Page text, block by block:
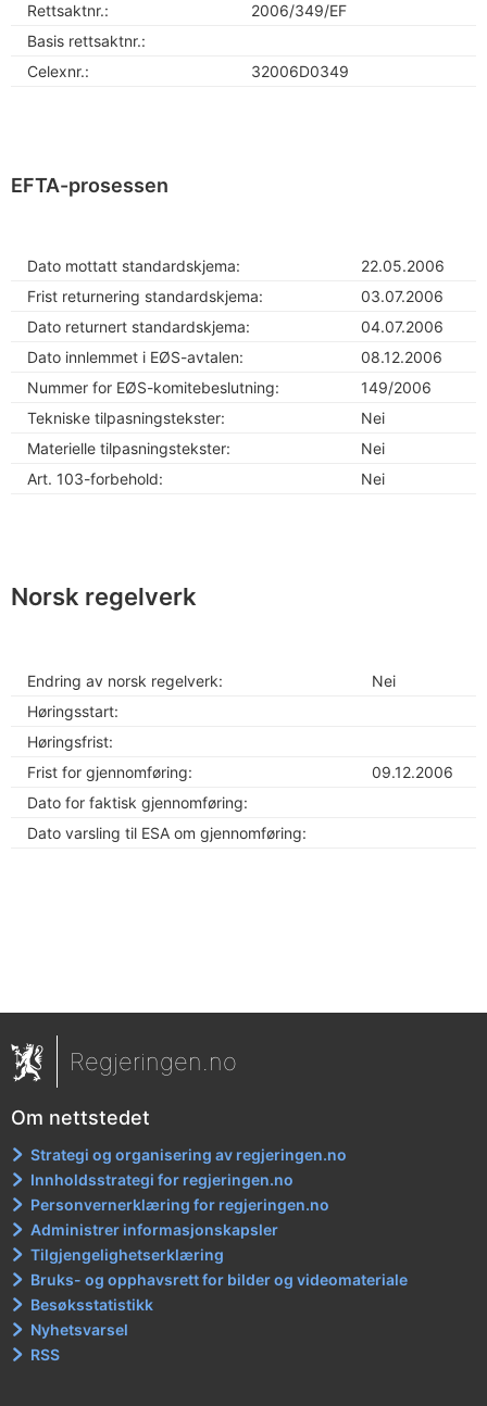
Rettsaktnr.:
2006/349/EF
Basis rettsaktnr.:
Celexnr.:
32006D0349
EFTA-prosessen
Dato mottatt standardskjema:
22.05.2006
Frist returnering standardskjema:
03.07.2006
Dato returnert standardskjema:
04.07.2006
Dato innlemmet i EØS-avtalen:
08.12.2006
Nummer for EØS-komitebeslutning:
149/2006
Tekniske tilpasningstekster:
Nei
Materielle tilpasningstekster:
Nei
Art. 103-forbehold:
Nei
Norsk regelverk
Endring av norsk regelverk:
Nei
Høringsstart:
Høringsfrist:
Frist for gjennomføring:
09.12.2006
Dato for faktisk gjennomføring:
Dato varsling til ESA om gjennomføring:
Regjeringen.no
Om nettstedet
Strategi og organisering av regjeringen.no
Innholdsstrategi for regjeringen.no
Personvernerklæring for regjeringen.no
Administrer informasjonskapsler
Tilgjengelighetserklæring
Bruks- og opphavsrett for bilder og videomateriale
Besøksstatistikk
Nyhetsvarsel
RSS